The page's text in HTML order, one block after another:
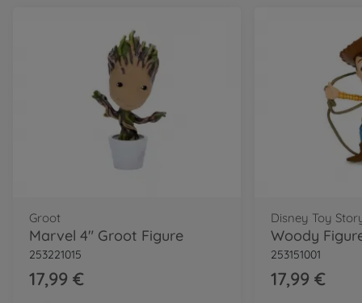
Groot
Marvel 4" Groot Figure
253221015
17,99 €
Disney Toy
Woody
253151001
17,99 €